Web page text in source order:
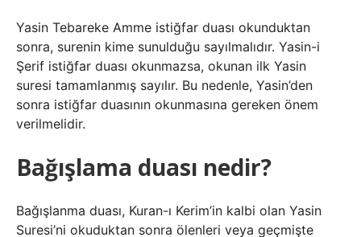
Yasin Tebareke Amme istiğfar duası okunduktan
sonra, surenin kime sunulduğu sayılmalıdır. Yasin-i
Şerif istiğfar duası okunmazsa, okunan ilk Yasin
suresi tamamlanmış sayılır. Bu nedenle, Yasin’den
sonra istiğfar duasının okunmasına gereken önem
verilmelidir.
Bağışlama duası nedir?
Bağışlanma duası, Kuran-ı Kerim’in kalbi olan Yasin
Suresi’ni okuduktan sonra ölenleri veya geçmişte